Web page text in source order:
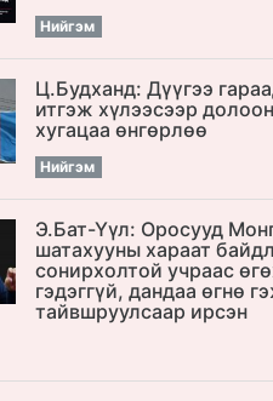
Нийгэм
Ц.Будханд: Дүүгээ
итгэж хүлээсээр
хугацаа өнгөрлөө
Нийгэм
Э.Бат-Үүл: Оросууд
шатахууны хараат
сонирхолтой учраас
гэдэггүй, дандаа өгнө
тайвшруулсаар ирсэн